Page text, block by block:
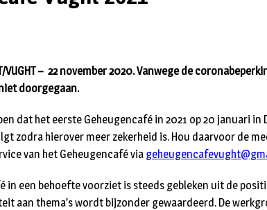
VUGHT – 22 november 2020. Vanwege de
doorgegaan.
dat het eerste Geheugencafé in 2021 op 20 januari in
zodra hierover meer zekerheid is. Hou daarvoor de
van het Geheugencafé via
in een behoefte voorziet is steeds gebleken uit de
aan thema’s wordt bijzonder gewaardeerd. De